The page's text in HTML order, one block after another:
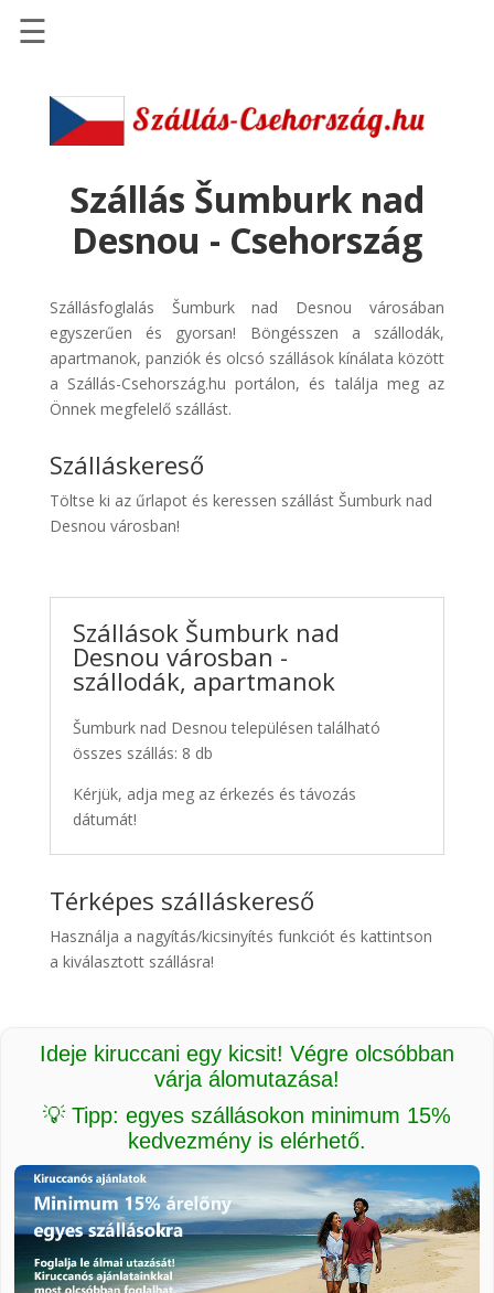
Szállások
Szállásinfo.eu
Repülőjegy
pénzvisszatérítéssel
Discover
Cars
Transzfer
Kiwi
Taxi
☰
Szállás Šumburk nad
Desnou - Csehország
Szállásfoglalás Šumburk nad Desnou városában
egyszerűen és gyorsan! Böngésszen a szállodák,
apartmanok, panziók és olcsó szállások kínálata között
a Szállás-Csehország.hu portálon, és találja meg az
Önnek megfelelő szállást.
Szálláskereső
Töltse ki az űrlapot és keressen szállást Šumburk nad
Desnou városban!
Szállások Šumburk nad
Desnou városban -
szállodák, apartmanok
Šumburk nad Desnou településen található
összes szállás: 8 db
Kérjük, adja meg az érkezés és távozás
dátumát!
Térképes szálláskereső
Használja a nagyítás/kicsinyítés funkciót és kattintson
a kiválasztott szállásra!
Ideje kiruccani egy kicsit! Végre olcsóbban
várja álomutazása!
💡 Tipp: egyes szállásokon minimum 15%
kedvezmény is elérhető.